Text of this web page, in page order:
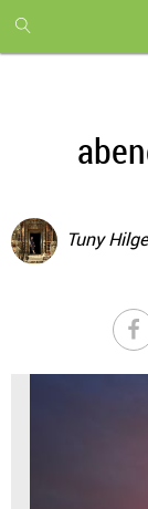
month
free
Tuny